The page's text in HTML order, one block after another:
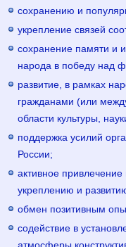
сохранению и
укрепление связей
сохранение памяти и
народа в победу над
развитие, в рамках
гражданами (или
области культуры,
поддержка усилий
России;
активное
укреплению и
обмен позитивным
содействие в